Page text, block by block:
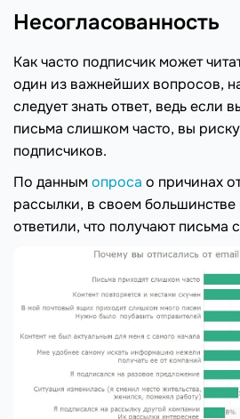
Несогласованность
Как часто подписчик может
один из важнейших вопросов,
следует знать ответ, ведь если
письма слишком часто, вы
подписчиков.
По даннымопроса о причинах
рассылки, в своем большинстве
ответили, что получают письма